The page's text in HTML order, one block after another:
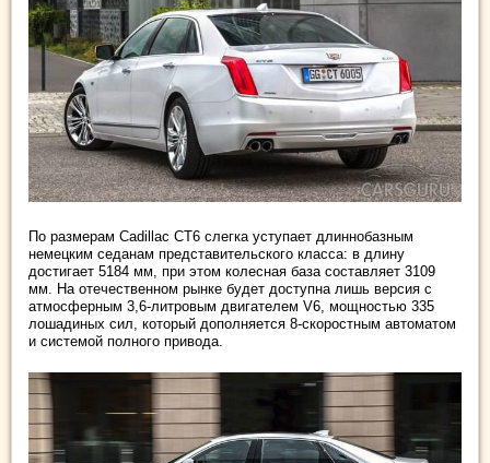
По размерам Cadillac CT6 слегка уступает длиннобазным
немецким седанам представительского класса: в длину
достигает 5184 мм, при этом колесная база составляет 3109
мм. На отечественном рынке будет доступна лишь версия с
атмосферным 3,6-литровым двигателем V6, мощностью 335
лошадиных сил, который дополняется 8-скоростным автоматом
и системой полного привода.